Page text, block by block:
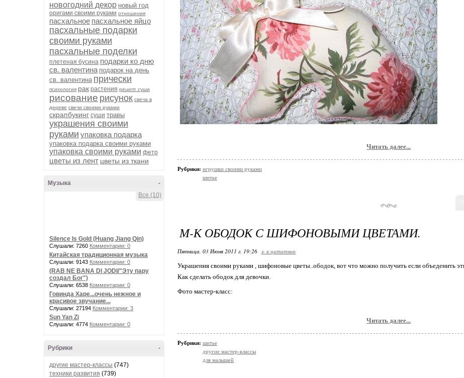
новогодний декор новый год
оригами своими руками отношения
пасхальное пасхальное яйцо
пасхальные подарки
своими руками
пасхальные поделки
плетеная бусина подарки ко дню
св. валентина подарок на день
св. валентина прически
психология рак растения рецепт суши
рисование рисунок свеча в
дереве свечи своими руками
скрапбукинг суши травы
украшения своими
руками упаковка подарка
упаковка подарка своими руками
упаковка своими руками фетр
цветы из лент цветы из ткани
-
Музыка
Все (10)
Silence Is Gold (Huang Jiang Qin)
Слушали: 7260 Комментарии: 0
Китайская традиционная музыка
Слушали: 9143 Комментарии: 0
(RAB NE BANA DI JODI/"Эту пару
создал Бог")
Слушали: 6538 Комментарии: 0
Говинда Харе...очень нежное и
красивое звучание...
Слушали: 27194 Комментарии: 3
Sun Yan Zi
Слушали: 4774 Комментарии: 0
-
Рубрики
другие мастер-классы (747)
техники развития (739)
Читать далее...
Рубрики: игрушки своими руками
шитье
М-К ОБОДОК С ШИФОНОВЫМИ ЦВЕТАМИ.
Пятница, 03 Июня 2011 г. 19:26 + в цитатник
Украшения своими руками , шифоновые цветы..ободок, вот что можно получить если объеденить
Как сделать ободок для девочки.
Фото мастер-класс:
Читать далее...
Рубрики: шитье
другие мастер-классы
для малышей